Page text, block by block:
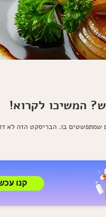
המשיכו לקרוא!
שמתפשטים בו. הבריסקט הזה לא